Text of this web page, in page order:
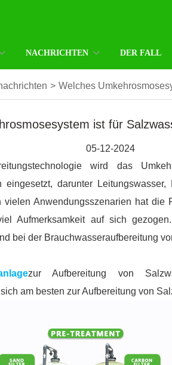
NACHRICHTEN DER FALL
> Welches
ist für
05-12-2024
wird das
eingesetzt, darunter Leitungswasser,
Anwendungsszenarien hat die
Aufmerksamkeit auf sich
bei der Brauchwasseraufbereitung
zur Aufbereitung von
am besten zur Aufbereitung von